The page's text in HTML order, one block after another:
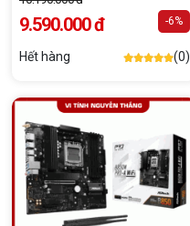
9.590.000 đ -6%
Hết hàng (0)